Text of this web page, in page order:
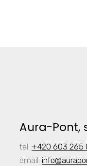
Aura-Pont,
tel: +420 603 265
email: info